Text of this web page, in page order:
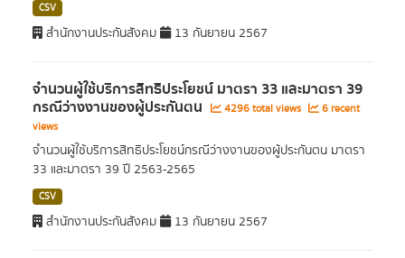
CSV
สำนักงานประกันสังคม 13 กันยายน 2567
จำนวนผู้ใช้บริการสิทธิประโยชน์ มาตรา 33 และมาตรา 39
กรณีว่างงานของผู้ประกันตน 4296 total views
6 recent
views
จำนวนผู้ใช้บริการสิทธิประโยชน์กรณีว่างงานของผู้ประกันตน มาตรา
33 และมาตรา 39 ปี 2563-2565
CSV
สำนักงานประกันสังคม 13 กันยายน 2567